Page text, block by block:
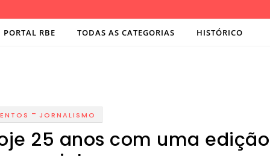
PORTAL RBE TODAS AS CATEGORIAS HISTÓRICO
- JORNALISMO
25 anos com uma edição